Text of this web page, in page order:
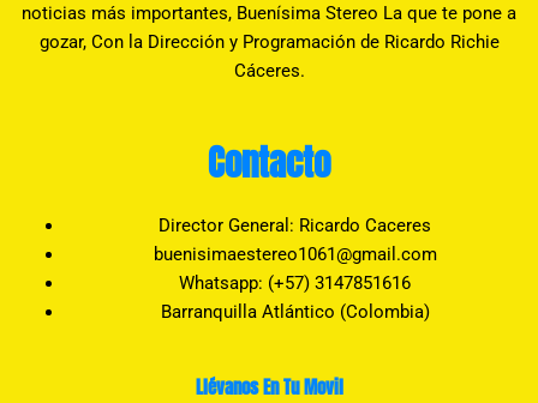
noticias más importantes, Buenísima Stereo La que te pone a
gozar, Con la Dirección y Programación de Ricardo Richie
Cáceres.
Contacto
Director General: Ricardo Caceres
buenisimaestereo1061@gmail.com
Whatsapp: (+57) 3147851616
Barranquilla Atlántico (Colombia)
Llévanos En Tu Movil